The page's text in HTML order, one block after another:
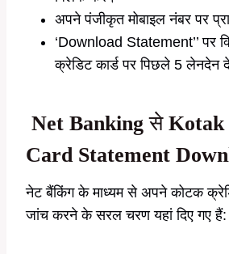
अपने पंजीकृत मोबाइल नंबर पर
‘Download Statement’’
क्रेडिट कार्ड पर पिछले 5 लेनदेन
Net Banking से
Card Statement
नेट बैंकिंग के माध्यम से अपने कोटक
जांच करने के सरल चरण यहां दिए गए हैं: